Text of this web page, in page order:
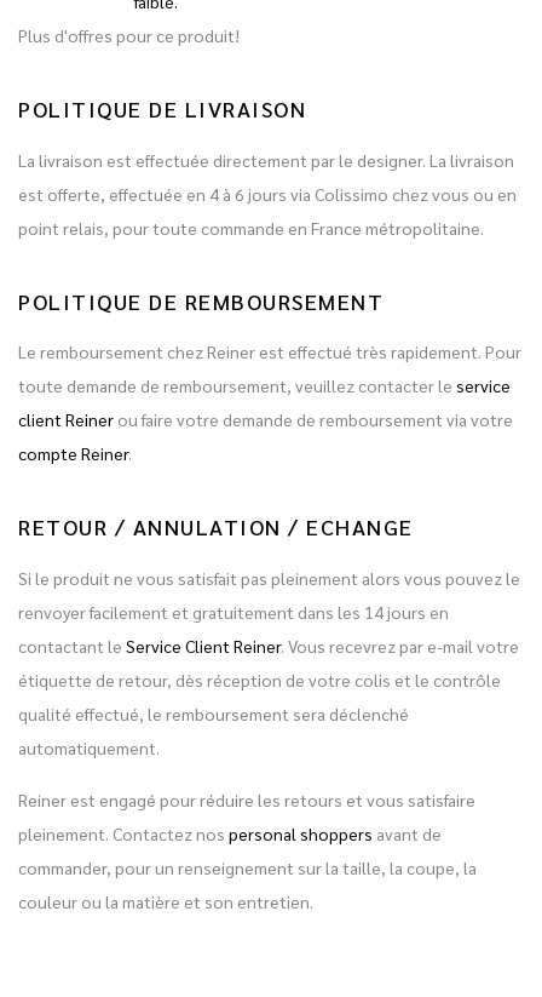
Plus d'offres pour ce produit!
POLITIQUE DE LIVRAISON
La livraison est effectuée directement par le designer. La livraison
est offerte, effectuée en 4 à 6 jours via Colissimo chez vous ou en
point relais, pour toute commande en France métropolitaine.
POLITIQUE DE REMBOURSEMENT
Le remboursement chez Reiner est effectué très rapidement. Pour
toute demande de remboursement, veuillez contacter le service
client Reiner ou faire votre demande de remboursement via votre
compte Reiner.
RETOUR / ANNULATION / ECHANGE
Si le produit ne vous satisfait pas pleinement alors vous pouvez le
renvoyer facilement et gratuitement dans les 14 jours en
contactant le Service Client Reiner. Vous recevrez par e-mail votre
étiquette de retour, dès réception de votre colis et le contrôle
qualité effectué, le remboursement sera déclenché
automatiquement.
Reiner est engagé pour réduire les retours et vous satisfaire
pleinement. Contactez nos personal shoppers avant de
commander, pour un renseignement sur la taille, la coupe, la
couleur ou la matière et son entretien.